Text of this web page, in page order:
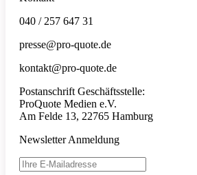
040 / 257 647 31
presse@pro-quote.de
kontakt@pro-quote.de
Postanschrift Geschäftsstelle:
ProQuote Medien e.V.
Am Felde 13, 22765 Hamburg
Newsletter Anmeldung